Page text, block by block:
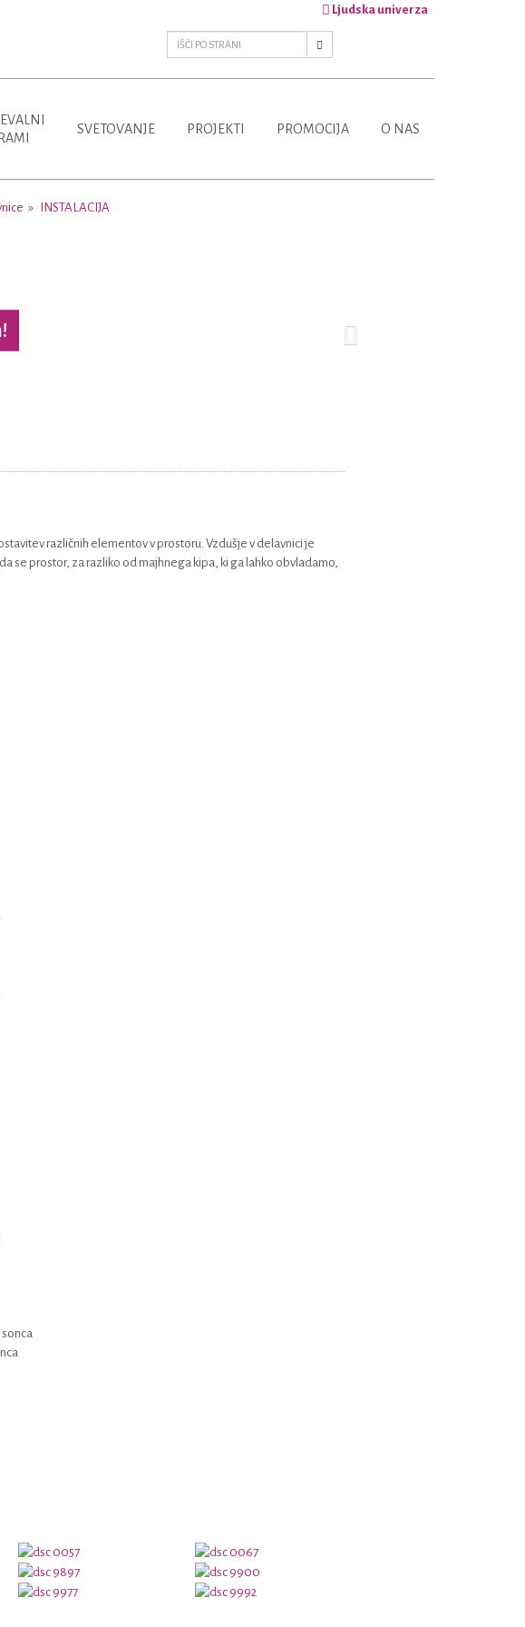
Ljudska univerza
SVETOVANJE PROJEKTI PROMOCIJA O NAS
INSTALACIJA
različnih elementov v prostoru. Vzdušje v delavnici je
se prostor, za razliko od majhnega kipa, ki ga lahko obvladamo,